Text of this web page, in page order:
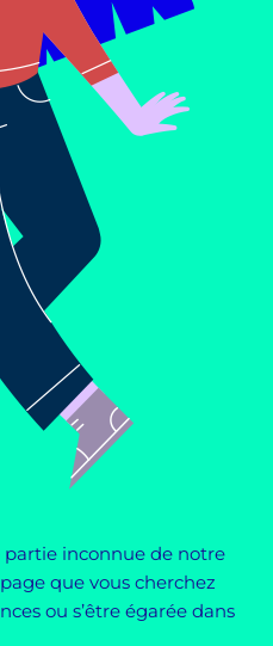
partie inconnue de notre
que vous cherchez
ou s’être égarée dans